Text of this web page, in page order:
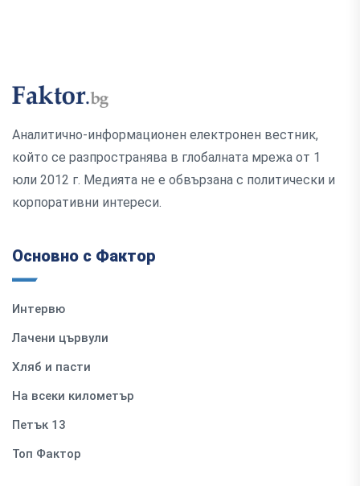
Аналитично-информационен електронен вестник,
който се разпространява в глобалната мрежа от 1
юли 2012 г. Медията не е обвързана с политически и
корпоративни интереси.
Основно с Фактор
Интервю
Лачени цървули
Хляб и пасти
На всеки километър
Петък 13
Топ Фактор